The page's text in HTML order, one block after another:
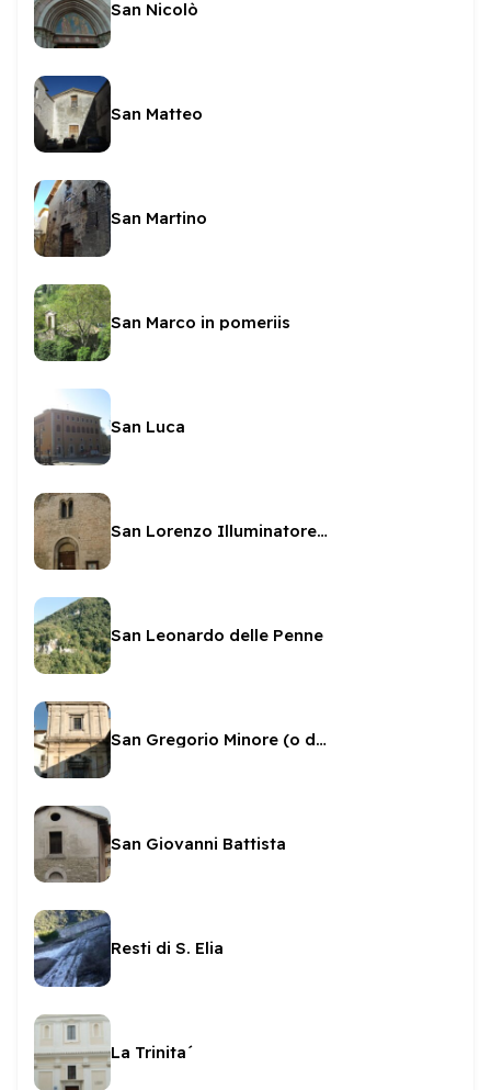
San Nicolò
San Matteo
San Martino
San Marco in pomeriis
San Luca
San Lorenzo Illuminatore - Sala Pegasus
San Leonardo delle Penne
San Gregorio Minore (o de griptis o il palazzo)
San Giovanni Battista
Resti di S. Elia
La Trinita´